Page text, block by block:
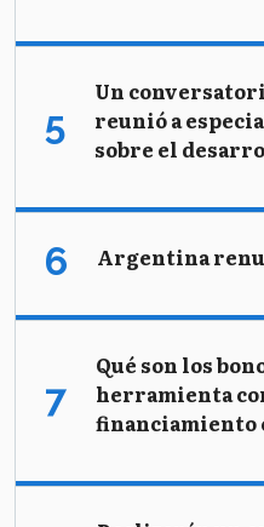
Un
reunió a
sobre el
Argentina
Qué son los
herramienta
financiamiento